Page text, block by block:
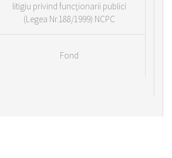
litigiu privind funcţionarii publici
(Legea Nr.188/1999) NCPC
Fond